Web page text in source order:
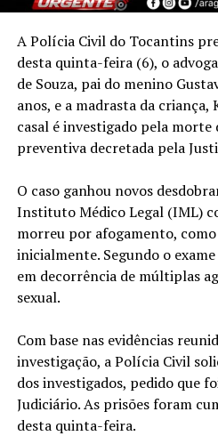
A Polícia Civil do Tocantins
desta quinta-feira (6), o
de Souza, pai do menino
anos, e a madrasta da
casal é investigado pela
preventiva decretada pela
O caso ganhou novos
Instituto Médico Legal (IML)
morreu por afogamento,
inicialmente. Segundo o
em decorrência de múltiplas
sexual.
Com base nas evidências
investigação, a Polícia Civil
dos investigados, pedido que
Judiciário. As prisões foram
desta quinta-feira.